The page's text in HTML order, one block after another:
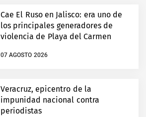
Cae El Ruso en Jalisco: era uno de
los principales generadores de
violencia de Playa del Carmen
07 AGOSTO 2026
Veracruz, epicentro de la
impunidad nacional contra
periodistas